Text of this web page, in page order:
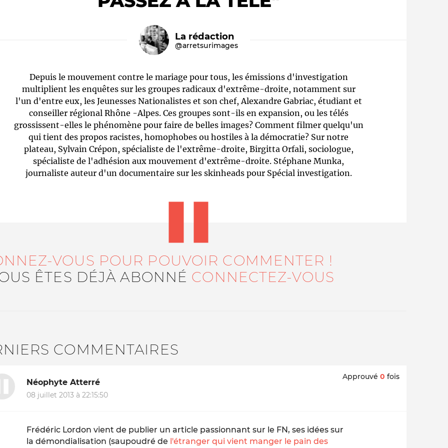
Le médiateur L'équipe Qui sommes-nous ?
La rédaction
@arretsurimages
Depuis le mouvement contre le mariage pour tous, les émissions d'investigation
multiplient les enquêtes sur les groupes radicaux d'extrême-droite, notamment sur
l'un d'entre eux, les Jeunesses Nationalistes et son chef, Alexandre Gabriac, étudiant et
conseiller régional Rhône -Alpes. Ces groupes sont-ils en expansion, ou les télés
grossissent-elles le phénomène pour faire de belles images? Comment filmer quelqu'un
qui tient des propos racistes, homophobes ou hostiles à la démocratie? Sur notre
plateau, Sylvain Crépon, spécialiste de l'extrême-droite, Birgitta Orfali, sociologue,
spécialiste de l'adhésion aux mouvement d'extrême-droite. Stéphane Munka,
journaliste auteur d'un documentaire sur les skinheads pour Spécial investigation.
VOUS POUR POUVOIR COMMENTER !
ÊTES DÉJÀ ABONNÉ CONNECTEZ-VOUS
COMMENTAIRES
Néophyte Atterré
08 juillet 2013 à 22:15:50
Approuvé 0 fois
Frédéric Lordon vient de publier un article passionnant sur le FN, ses idées sur
la démondialisation (saupoudré de l'étranger qui vient manger le pain des